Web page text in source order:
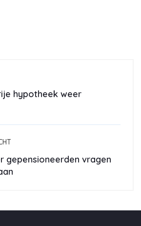
hypotheek weer
gepensioneerden vragen